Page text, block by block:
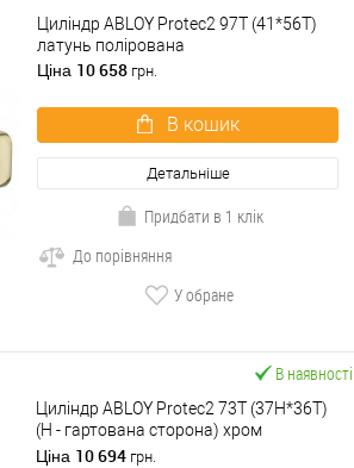
Циліндр ABLOY Protec2 97T (41*56T)
латунь полірована
Ціна 10 658 грн.
В кошик
Детальніше
Придбати в 1 клік
До порівняння
У обране
В наявності
Циліндр ABLOY Protec2 73T (37H*36T)
(H - гартована сторона) хром
полірований
Ціна 10 694 грн.